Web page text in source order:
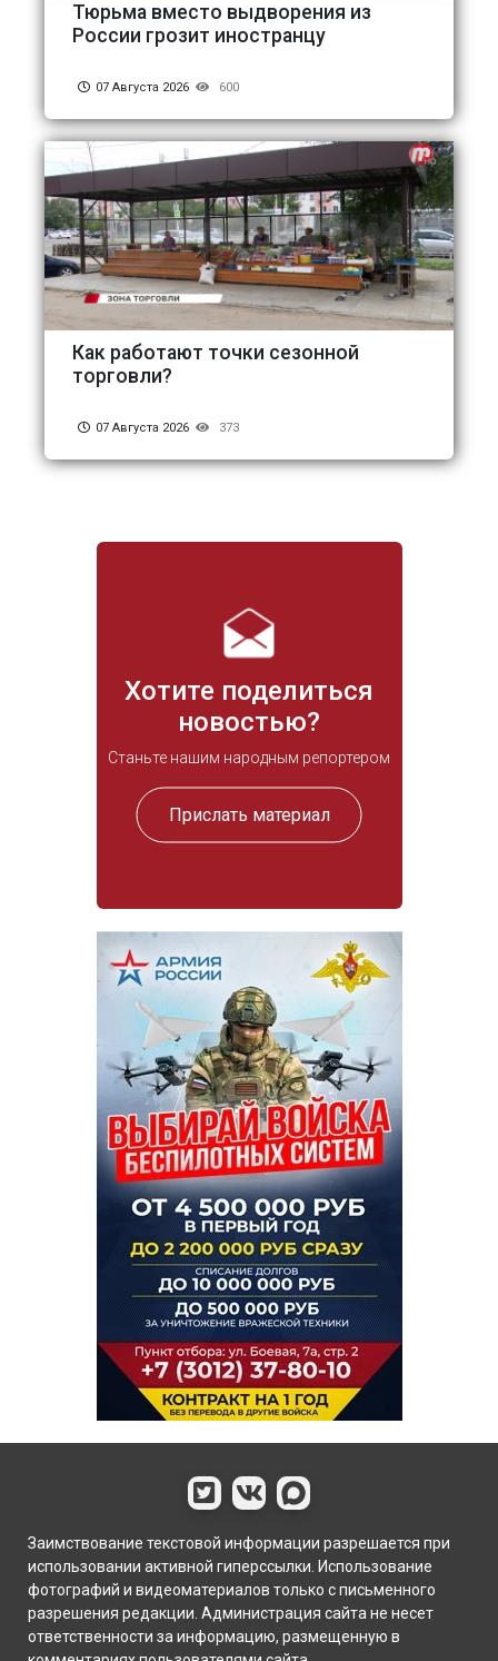
Хотите поделиться
новостью?
Станьте нашим народным репортером
Прислать материал
Тюрьма вместо выдворения из
России грозит иностранцу
07 Августа 2026 600
Как работают точки сезонной
торговли?
07 Августа 2026 373
Заимствование текстовой информации разрешается при
использовании активной гиперссылки. Использование
фотографий и видеоматериалов только с письменного
разрешения редакции. Администрация сайта не несет
ответственности за информацию, размещенную в